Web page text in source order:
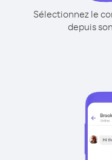
Sélectionnez le
depuis